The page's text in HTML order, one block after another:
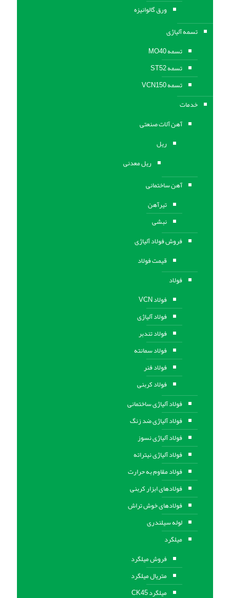
ورق گالوانیزه
تسمه آلیاژی
تسمه MO40
تسمه ST52
تسمه VCN150
خدمات
آهن آلات صنعتی
ریل
ریل معدنی
آهن ساختمانی
تیرآهن
نبشی
فروش فولاد آلیاژی
قیمت فولاد
فولاد
فولاد VCN
فولاد آلیاژی
فولاد تندبر
فولاد سمانته
فولاد فنر
فولاد کربنی
فولاد آلیاژی ساختمانی
فولاد آلیاژی ضد زنگ
فولاد آلیاژی نسوز
فولاد آلیاژی نیتراته
فولاد مقاوم به حرارت
فولادهای ابزار کربنی
فولادهای خوش تراش
لوله سیلندری
میلگرد
فروش میلگرد
متریال میلگرد
میلگرد CK45